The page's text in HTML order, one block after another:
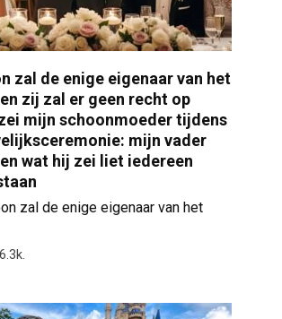
zal de enige eigenaar van het
zij zal er geen recht op
zei mijn schoonmoeder tijdens
mijn vader
wat hij zei liet iedereen
zal de enige eigenaar van het
6.3k.